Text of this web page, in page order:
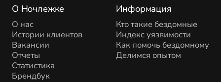
О Ночлежке
О нас
Истории клиентов
Вакансии
Отчеты
Статистика
Брендбук
Информация
Кто такие бездомные
Индекс уязвимости
Как помочь бездомному
Делимся опытом